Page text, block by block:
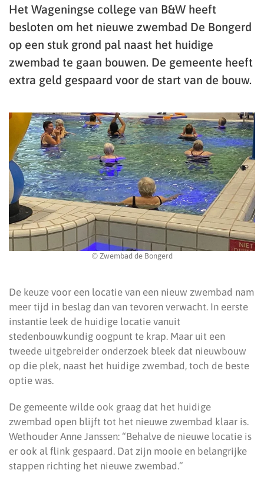
Het Wageningse college van B&W heeft
besloten om het nieuwe zwembad De Bongerd
op een stuk grond pal naast het huidige
zwembad te gaan bouwen. De gemeente heeft
extra geld gespaard voor de start van de bouw.
© Zwembad de Bongerd
De keuze voor een locatie van een nieuw zwembad nam
meer tijd in beslag dan van tevoren verwacht. In eerste
instantie leek de huidige locatie vanuit
stedenbouwkundig oogpunt te krap. Maar uit een
tweede uitgebreider onderzoek bleek dat nieuwbouw
op die plek, naast het huidige zwembad, toch de beste
optie was.
De gemeente wilde ook graag dat het huidige
zwembad open blijft tot het nieuwe zwembad klaar is.
Wethouder Anne Janssen: “Behalve de nieuwe locatie is
er ook al flink gespaard. Dat zijn mooie en belangrijke
stappen richting het nieuwe zwembad.”